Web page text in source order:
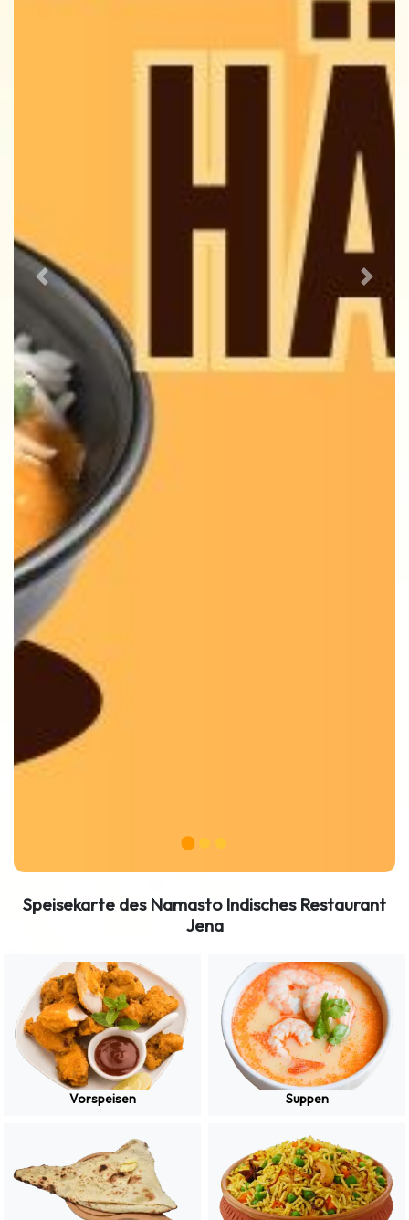
Speisekarte des Namasto Indisches Restaurant
Jena
Vorspeisen Suppen